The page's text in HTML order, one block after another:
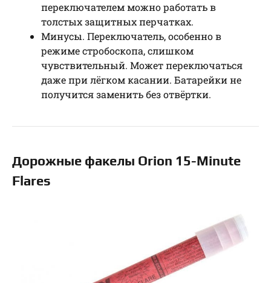
переключателем можно работать в
толстых защитных перчатках.
Минусы. Переключатель, особенно в
режиме стробоскопа, слишком
чувствительный. Может переключаться
даже при лёгком касании. Батарейки не
получится заменить без отвёртки.
Дорожные факелы Orion 15-Minute
Flares